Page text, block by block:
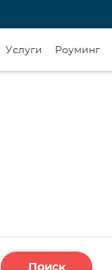
Услуги Роуминг
Поиск